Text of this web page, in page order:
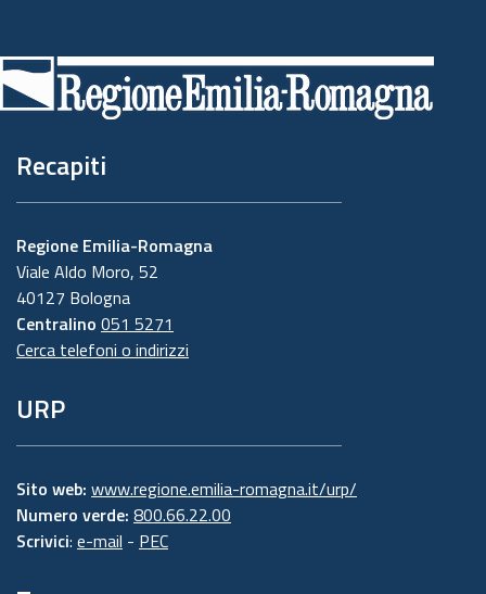
di
pagina
Recapiti
Regione Emilia-Romagna
Viale Aldo Moro, 52
40127 Bologna
Centralino 051 5271
Cerca telefoni o indirizzi
URP
Sito web: www.regione.emilia-romagna.it/urp/
Numero verde: 800.66.22.00
Scrivici: e-mail - PEC